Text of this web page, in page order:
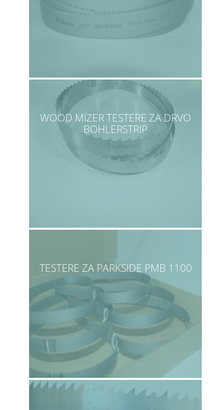
WOOD MIZER TESTERE ZA DRVO
BOHLERSTRIP
TESTERE ZA PARKSIDE PMB 1100